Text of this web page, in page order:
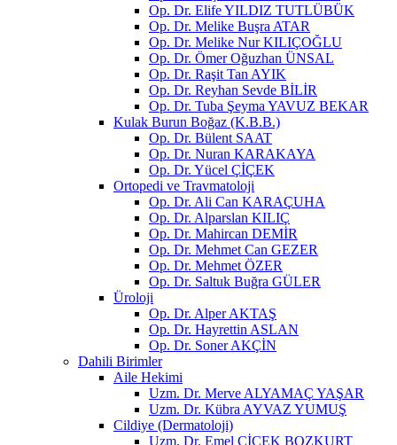
Op. Dr. Elife YILDIZ TUTLÜBÜK
Op. Dr. Melike Buşra ATAR
Op. Dr. Melike Nur KILIÇOĞLU
Op. Dr. Ömer Oğuzhan ÜNSAL
Op. Dr. Raşit Tan AYIK
Op. Dr. Reyhan Sevde BİLİR
Op. Dr. Tuba Şeyma YAVUZ BEKAR
Kulak Burun Boğaz (K.B.B.)
Op. Dr. Bülent SAAT
Op. Dr. Nuran KARAKAYA
Op. Dr. Yücel ÇİÇEK
Ortopedi ve Travmatoloji
Op. Dr. Ali Can KARAÇUHA
Op. Dr. Alparslan KILIÇ
Op. Dr. Mahircan DEMİR
Op. Dr. Mehmet Can GEZER
Op. Dr. Mehmet ÖZER
Op. Dr. Saltuk Buğra GÜLER
Üroloji
Op. Dr. Alper AKTAŞ
Op. Dr. Hayrettin ASLAN
Op. Dr. Soner AKÇİN
Dahili Birimler
Aile Hekimi
Uzm. Dr. Merve ALYAMAÇ YAŞAR
Uzm. Dr. Kübra AYVAZ YUMUŞ
Cildiye (Dermatoloji)
Uzm. Dr. Emel ÇİÇEK BOZKURT